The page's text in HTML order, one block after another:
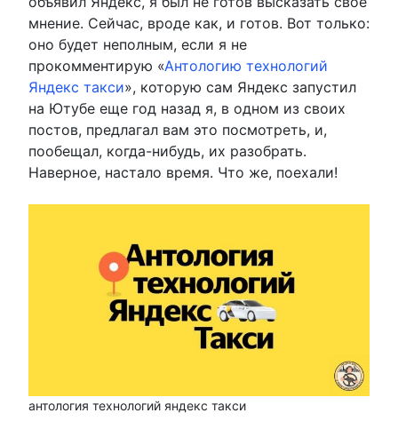
мнение. Сейчас, вроде как, и готов. Вот только:
оно будет неполным, если я не
прокомментирую «Антологию технологий
Яндекс такси», которую сам Яндекс запустил
на Ютубе еще год назад я, в одном из своих
постов, предлагал вам это посмотреть, и,
пообещал, когда-нибудь, их разобрать.
Наверное, настало время. Что же, поехали!
антология технологий яндекс такси